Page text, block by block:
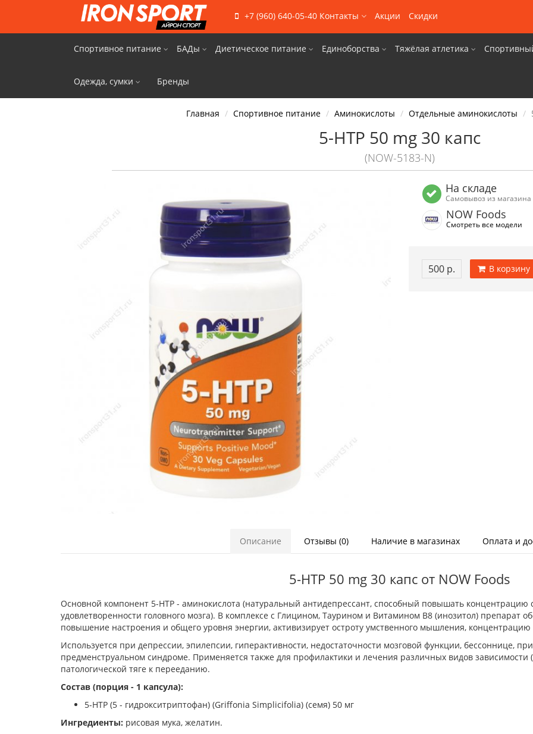
+7 (960) 640-05-40 Контакты Акции Скидки
Спортивное питание БАДы Диетическое питание Единоборства Тяжёлая атлетика
Одежда, сумки Бренды
Главная Спортивное питание Аминокислоты Отдельные аминокислоты
5-HTP 50 mg 30 капс
(NOW-5183-N)
На складе
Самовывоз из магазина
NOW Foods
Смотреть все модели
500 р. В корзину
Описание Отзывы (0) Наличие в магазинах Оплата и
5-HTP 50 mg 30 капс от NOW Foods
Основной компонент 5-НТР - аминокислота (натуральный антидепрессант, способный повышать концентрацию
удовлетворенности головного мозга). В комплексе с Глицином, Таурином и Витамином B8 (инозитол) препарат
повышение настроения и общего уровня энергии, активизирует остроту умственного мышления,
Используется при депрессии, эпилепсии, гиперактивности, недостаточности мозговой функции, бессоннице,
предменструальном синдроме. Применяется также для профилактики и лечения различных видов зависимости
патологической тяге к перееданию.
Состав (порция - 1 капсула):
5-HTP (5 - гидрокситриптофан) (Griffonia Simplicifolia) (семя) 50 мг
Ингредиенты: рисовая мука, желатин.